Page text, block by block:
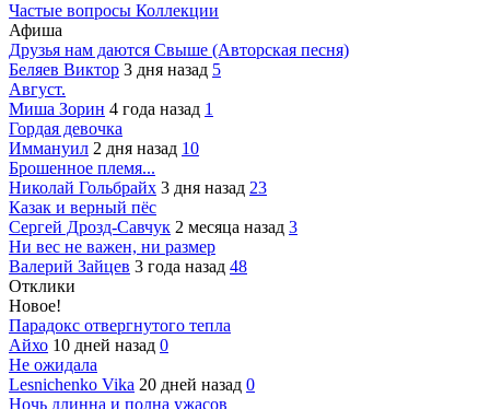
Частые вопросы Коллекции
Афиша
Друзья нам даются Свыше (Авторская песня)
Беляев Виктор 3 дня назад 5
Август.
Миша Зорин 4 года назад 1
Гордая девочка
Иммануил 2 дня назад 10
Брошенное племя...
Николай Гольбрайх 3 дня назад 23
Казак и верный пёс
Сергей Дрозд-Савчук 2 месяца назад 3
Ни вес не важен, ни размер
Валерий Зайцев 3 года назад 48
Отклики
Новое!
Парадокс отвергнутого тепла
Айхо 10 дней назад 0
Не ожидала
Lesnichenko Vika 20 дней назад 0
Ночь длинна и полна ужасов